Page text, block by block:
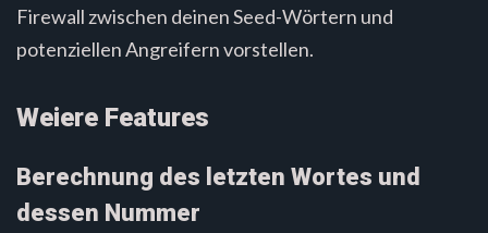
Firewall zwischen deinen Seed-Wörtern und
potenziellen Angreifern vorstellen.
Weiere Features
Berechnung des letzten Wortes und
dessen Nummer